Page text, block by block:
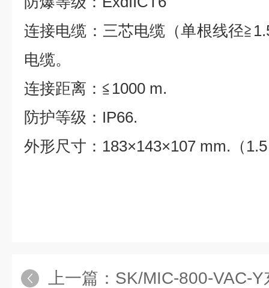
连接电缆：三芯电缆（单根线径≧
电缆。
连接距离： ≦ 1000 m.
防护等级： IP66.
外形尺寸： 183×143×107 mm. （
上一篇： SK/MIC-800-VAC-Y东日瀛能